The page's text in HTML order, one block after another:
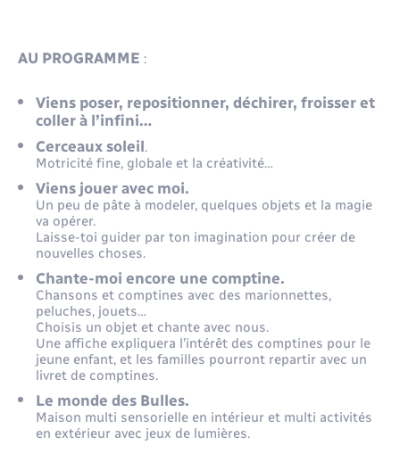
AU PROGRAMME :
Viens poser, repositionner, déchirer, froisser et
coller à l’infini…
Cerceaux soleil.
Motricité fine, globale et la créativité…
Viens jouer avec moi.
Un peu de pâte à modeler, quelques objets et la magie
va opérer.
Laisse-toi guider par ton imagination pour créer de
nouvelles choses.
Chante-moi encore une comptine.
Chansons et comptines avec des marionnettes,
peluches, jouets…
Choisis un objet et chante avec nous.
Une affiche expliquera l’intérêt des comptines pour le
jeune enfant, et les familles pourront repartir avec un
livret de comptines.
Le monde des Bulles.
Maison multi sensorielle en intérieur et multi activités
en extérieur avec jeux de lumières.